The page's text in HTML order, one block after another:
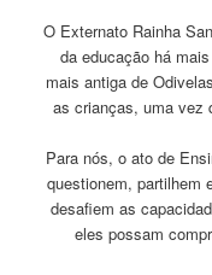
O Externato Rainha
da educação há
mais antiga de
as crianças, uma vez
Para nós, o ato de
questionem, partilhem
desafiem as
eles possam